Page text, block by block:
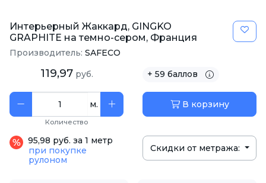
Интерьерный Жаккард, GINGKO
GRAPHITE на темно-сером, Франция
Производитель: SAFECO
119,97 руб. + 59 баллов
м.
Количество
В корзину
95,98 руб. за 1 метр
при покупке
рулоном
Скидки от метража: